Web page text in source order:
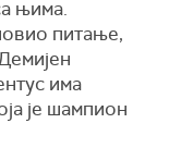
њима.
питање,
има
је шампион